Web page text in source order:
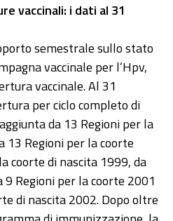
vaccinali: i dati al 31
semestrale sullo stato
vaccinale per l’Hpv,
vaccinale. Al 31
per ciclo completo di
da 13 Regioni per la
13 Regioni per la coorte
coorte di nascita 1999, da
Regioni per la coorte 2001
di nascita 2002. Dopo oltre